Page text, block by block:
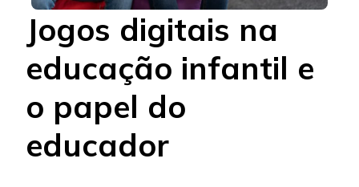
Jogos digitais na
educação infantil e
o papel do
educador